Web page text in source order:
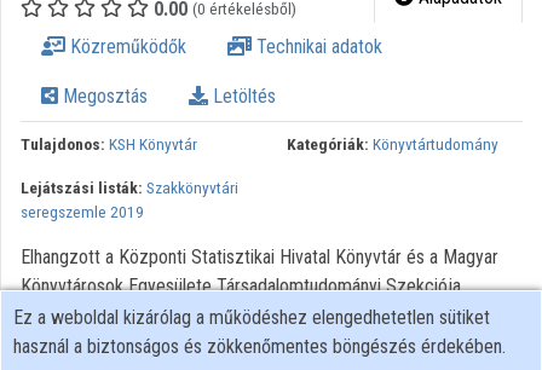
Intézmények
0.00 (0 értékelésből)
Közreműködők Technikai adatok
Megosztás Letöltés
Tulajdonos: KSH Könyvtár Kategóriák: Könyvtártudomány
Lejátszási listák: Szakkönyvtári
seregszemle 2019
Elhangzott a Központi Statisztikai Hivatal Könyvtár és a Magyar
Könyvtárosok Egyesülete Társadalomtudományi Szekciója
Szakkönyvtári seregszemle 2019 című konferenciáján 2019.
március 12-én.
Ez a weboldal kizárólag a működéshez elengedhetetlen sütiket
használ a biztonságos és zökkenőmentes böngészés érdekében.